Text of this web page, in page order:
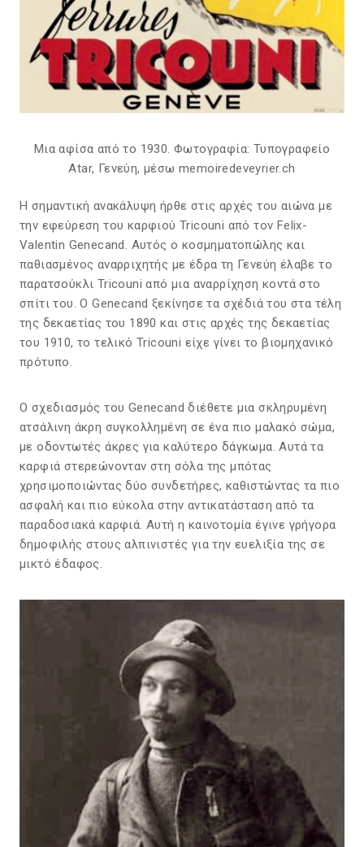
Μια αφίσα από το 1930. Φωτογραφία: Τυπογραφείο
Atar, Γενεύη, μέσω memoiredeveyrier.ch
Η σημαντική ανακάλυψη ήρθε στις αρχές του αιώνα με
την εφεύρεση του καρφιού Tricouni από τον Felix-
Valentin Genecand. Αυτός ο κοσμηματοπώλης και
παθιασμένος αναρριχητής με έδρα τη Γενεύη έλαβε το
παρατσούκλι Tricouni από μια αναρρίχηση κοντά στο
σπίτι του. Ο Genecand ξεκίνησε τα σχέδιά του στα τέλη
της δεκαετίας του 1890 και στις αρχές της δεκαετίας
του 1910, το τελικό Tricouni είχε γίνει το βιομηχανικό
πρότυπο.
Ο σχεδιασμός του Genecand διέθετε μια σκληρυμένη
ατσάλινη άκρη συγκολλημένη σε ένα πιο μαλακό σώμα,
με οδοντωτές άκρες για καλύτερο δάγκωμα. Αυτά τα
καρφιά στερεώνονταν στη σόλα της μπότας
χρησιμοποιώντας δύο συνδετήρες, καθιστώντας τα πιο
ασφαλή και πιο εύκολα στην αντικατάσταση από τα
παραδοσιακά καρφιά. Αυτή η καινοτομία έγινε γρήγορα
δημοφιλής στους αλπινιστές για την ευελιξία της σε
μικτό έδαφος.